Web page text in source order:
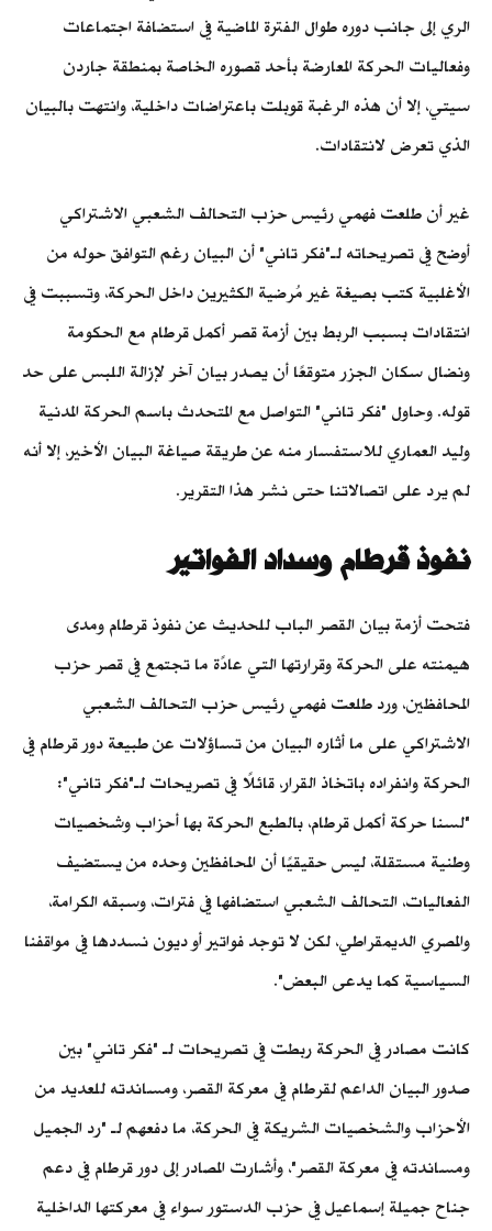
الري إلى جانب دوره طوال الفترة الماضية في استضافة اجتماعات
وفعاليات الحركة المعارضة بأحد قصوره الخاصة بمنطقة جاردن
سيتي، إلا أن هذه الرغبة قوبلت باعتراضات داخلية، وانتهت بالبيان
الذي تعرض لانتقادات.
غير أن طلعت فهمي رئيس حزب التحالف الشعبي الاشتراكي
أوضح في تصريحاته لـ"فكر تاني" أن البيان رغم التوافق حوله من
الأغلبية كتب بصيغة غير مُرضية الكثيرين داخل الحركة، وتسببت في
انتقادات بسبب الربط بين أزمة قصر أكمل قرطام مع الحكومة
ونضال سكان الجزر متوقعًا أن يصدر بيان آخر لإزالة اللبس على حد
قوله. وحاول "فكر تاني" التواصل مع المتحدث باسم الحركة المدنية
وليد العماري للاستفسار منه عن طريقة صياغة البيان الأخير، إلا أنه
لم يرد على اتصالاتنا حتى نشر هذا التقرير.
نفوذ قرطام وسداد الفواتير
فتحت أزمة بيان القصر الباب للحديث عن نفوذ قرطام ومدى
هيمنته على الحركة وقرارتها التي عادًة ما تجتمع في قصر حزب
المحافظين، ورد طلعت فهمي رئيس حزب التحالف الشعبي
الاشتراكي على ما أثاره البيان من تساؤلات عن طبيعة دور قرطام في
الحركة وانفراده باتخاذ القرار، قائلًا في تصريحات لـ"فكر تاني":
"لسنا حركة أكمل قرطام، بالطبع الحركة بها أحزاب وشخصيات
وطنية مستقلة، ليس حقيقيًا أن المحافظين وحده من يستضيف
الفعاليات، التحالف الشعبي استضافها في فترات، وسبقه الكرامة،
والمصري الديمقراطي، لكن لا توجد فواتير أو ديون نسددها في مواقفنا
السياسية كما يدعى البعض".
كانت مصادر في الحركة ربطت في تصريحات لـ "فكر تاني" بين
صدور البيان الداعم لقرطام في معركة القصر، ومساندته للعديد من
الأحزاب والشخصيات الشريكة في الحركة، ما دفعهم لـ "رد الجميل
ومساندته في معركة القصر"، وأشارت المصادر إلى دور قرطام في دعم
جناح جميلة إسماعيل في حزب الدستور سواء في معركتها الداخلية